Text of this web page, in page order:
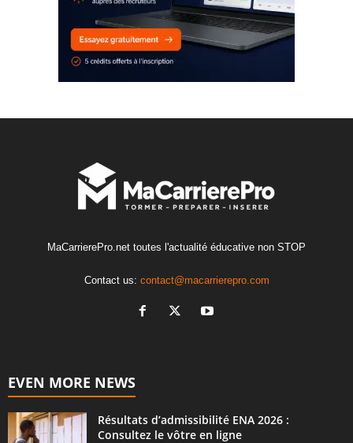
MaCarrierePro.net toutes l'actualité éducative non STOP
Contact us: contact@macarrierepro.com
EVEN MORE NEWS
Résultats d’admissibilité ENA 2026 :
Consultez le vôtre en ligne